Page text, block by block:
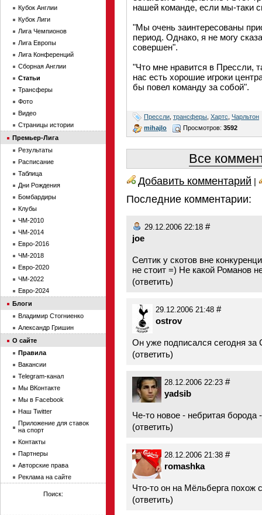
нашей команде, если мы-таки
"Мы очень заинтересованы
период. Однако, я не могу
совершен".
"Что мне нравится в Прессли,
нас есть хорошие игроки
бы повел команду за собой".
Прессли трансферы Хартс Чарльтон
mihajlo
Просмотров: 3592
Все
Добавить комментарий |
Последние комментарии:
29.12.2006 22:18 #
joe
Селтик у скотов вне
не стоит =) Не какой Романов
(ответить)
29.12.2006 21:48 #
ostrov
Он уже подписался сегодня за
(ответить)
28.12.2006 22:23 #
yadsib
Че-то новое - небритая борода
(ответить)
28.12.2006 21:38 #
romashka
Что-то он на Мёльберга похож
(ответить)
Кубок Англии
Кубок Лиги
Лига Чемпионов
Лига Европы
Лига Конференций
Сборная Англии
Статьи
Трансферы
Фото
Видео
Страницы истории
Премьер-Лига
Результаты
Расписание
Таблица
Дни Рождения
Бомбардиры
Клубы
ЧМ-2010
ЧМ-2014
Евро-2016
ЧМ-2018
Евро-2020
ЧМ-2022
Евро-2024
Блоги
Владимир Стогниенко
Александр Гришин
О сайте
Правила
Вакансии
Telegram-канал
Мы ВКонтакте
Мы в Facebook
Наш Twitter
Приложение для ставок
на спорт
Контакты
Партнеры
Авторские права
Реклама на сайте
Поиск: